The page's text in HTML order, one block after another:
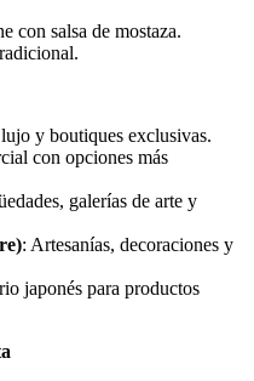
con salsa de mostaza.
y boutiques exclusivas.
con opciones más
galerías de arte y
: Artesanías, decoraciones y
japonés para productos